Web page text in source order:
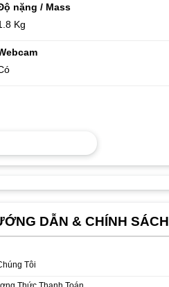
nặng / Mass
Kg
DẪN & CHÍNH SÁCH
Tôi